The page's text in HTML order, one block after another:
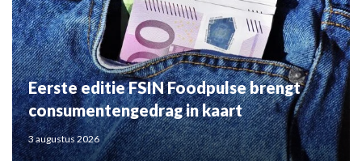
Eerste editie FSIN Foodpulse brengt
consumentengedrag in kaart
3 augustus 2026